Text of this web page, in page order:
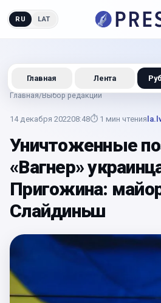
RU LAT
Главная/Выбор редакции
14 декабря 202208:48⏱ 1 мин чтения
Уничтоженные
«Вагнер»
Пригожина:
Слайдиньш
Главная Лента